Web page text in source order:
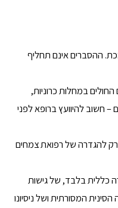
ההסברים אינם תחליף
החולים במחלות כרוניות,
– חשוב להיוועץ ברופא לפני
להגדרה של רפואת צמחים
כללית בלבד, של גישות
המסורתית ושל ניסיונו